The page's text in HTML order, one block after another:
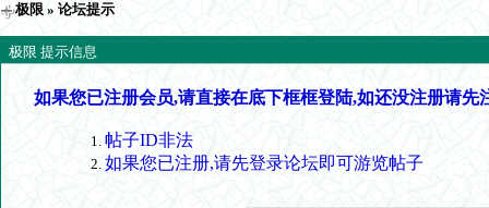
极限 » 论坛提示
极限 提示信息
如果您已注册会员,请直接在底下框框登陆,如还没注册请先
帖子ID非法
如果您已注册,请先登录论坛即可游览帖子